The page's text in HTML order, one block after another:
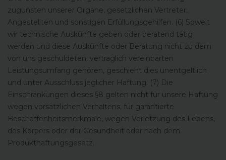
zugunsten unserer Organe, gesetzlichen Vertreter,
Angestellten und sonstigen Erfüllungsgehilfen. (6) Soweit
wir technische Auskünfte geben oder beratend tätig
werden und diese Auskünfte oder Beratung nicht zu dem
von uns geschuldeten, vertraglich vereinbarten
Leistungsumfang gehören, geschieht dies unentgeltlich
und unter Ausschluss jeglicher Haftung. (7) Die
Einschränkungen dieses §8 gelten nicht für unsere Haftung
wegen vorsätzlichen Verhaltens, für garantierte
Beschaffenheitsmerkmale, wegen Verletzung des Lebens,
des Körpers oder der Gesundheit oder nach dem
Produkthaftungsgesetz.